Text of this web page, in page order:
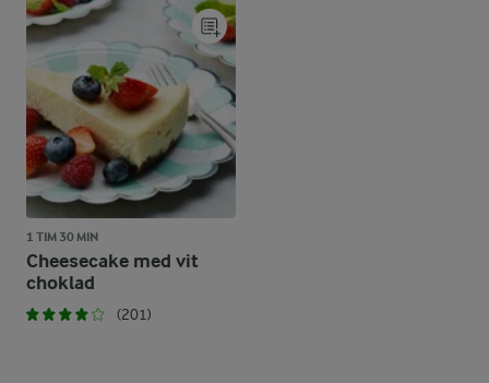
1 TIM 30 MIN
Cheesecake med vit
choklad
(201)